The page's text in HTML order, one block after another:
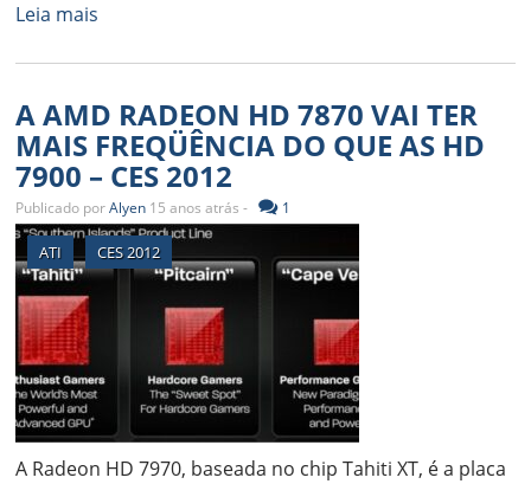
Leia mais
A AMD RADEON HD 7870 VAI TER
MAIS FREQÜÊNCIA DO QUE AS HD
7900 – CES 2012
Publicado porAlyen 15 anos atrás - 1
ATI CES 2012
A Radeon HD 7970, baseada no chip Tahiti XT, é a placa